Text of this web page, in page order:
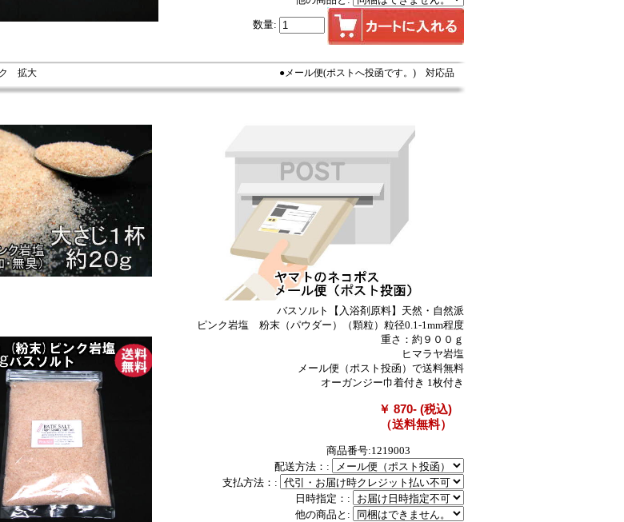
数量:
ク 拡大 ●メール便(ポストへ投函です。) 対応品
バスソルト【入浴剤原料】天然・自然派
ピンク岩塩 粉末（パウダー）（顆粒）粒径0.1-1mm程度
重さ：約９００ｇ
ヒマラヤ岩塩
メール便（ポスト投函）で送料無料
オーガンジー巾着付き 1枚付き
￥ 870- (税込)
（送料無料）
商品番号:1219003
配送方法：:
支払方法：:
日時指定：:
他の商品と: